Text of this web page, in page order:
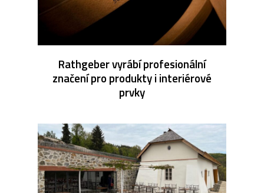
Rathgeber vyrábí profesionální
značení pro produkty i interiérové
prvky